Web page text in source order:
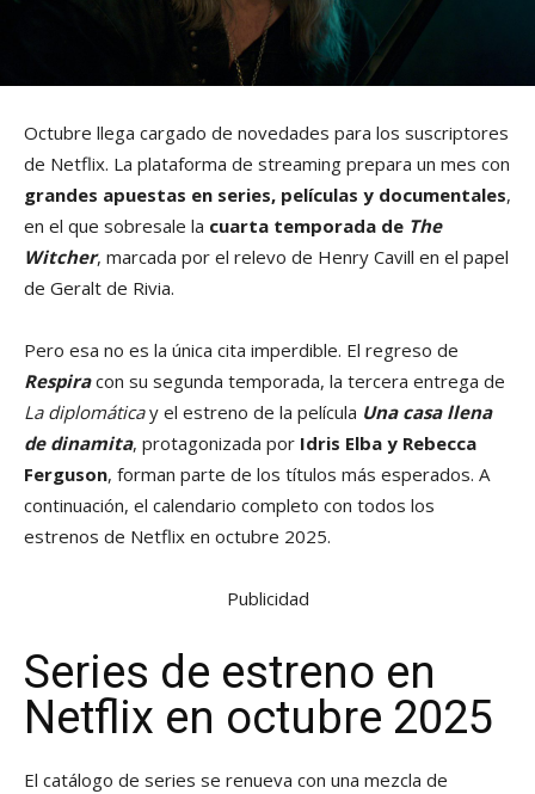
Octubre llega cargado de novedades para los suscriptores
de Netflix. La plataforma de streaming prepara un mes con
grandes apuestas en series, películas y documentales,
en el que sobresale la cuarta temporada de The
Witcher, marcada por el relevo de Henry Cavill en el papel
de Geralt de Rivia.
Pero esa no es la única cita imperdible. El regreso de
Respiracon su segunda temporada, la tercera entrega de
La diplomáticay el estreno de la película Una casa llena
de dinamita, protagonizada por Idris Elba y Rebecca
Ferguson, forman parte de los títulos más esperados. A
continuación, el calendario completo con todos los
estrenos de Netflix en octubre 2025.
Publicidad
Series de estreno en
Netflix en octubre 2025
El catálogo de series se renueva con una mezcla de